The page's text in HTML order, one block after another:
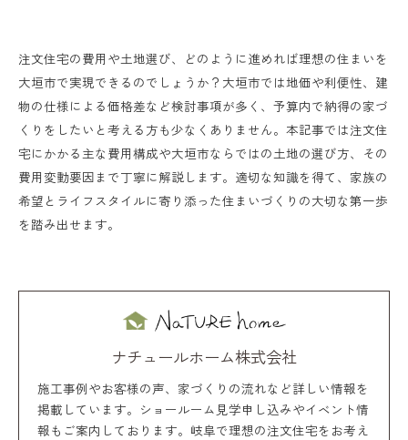
注文住宅の費用や土地選び、どのように進めれば理想の住まいを
大垣市で実現できるのでしょうか？大垣市では地価や利便性、建
物の仕様による価格差など検討事項が多く、予算内で納得の家づ
くりをしたいと考える方も少なくありません。本記事では注文住
宅にかかる主な費用構成や大垣市ならではの土地の選び方、その
費用変動要因まで丁寧に解説します。適切な知識を得て、家族の
希望とライフスタイルに寄り添った住まいづくりの大切な第一歩
を踏み出せます。
ナチュールホーム株式会社
施工事例やお客様の声、家づくりの流れなど詳しい情報を
掲載しています。ショールーム見学申し込みやイベント情
報もご案内しております。岐阜で理想の注文住宅をお考え